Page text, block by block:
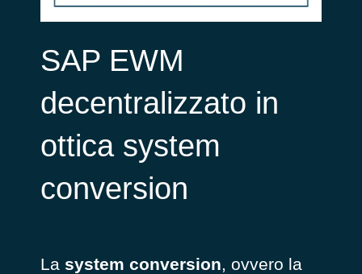
SAP EWM
decentralizzato in
ottica system
conversion
La system conversion , ovvero la